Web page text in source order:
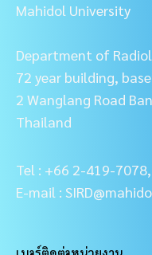
Mahidol University
Department of
72 year building,
2 Wanglang Road
Thailand
Tel : +66 2-419-
E-mail :